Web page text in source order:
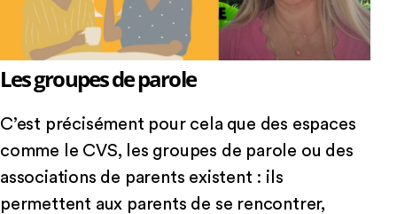
Les groupes de parole
C’est précisément pour cela que des espaces
comme le CVS, les groupes de parole ou des
associations de parents existent : ils
permettent aux parents de se rencontrer,